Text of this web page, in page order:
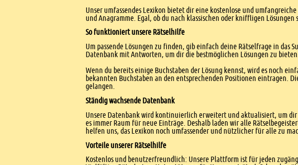
Unser umfassendes Lexikon bietet dir eine kostenlose und
und Anagramme. Egal, ob du nach klassischen oder kniffligen
So funktioniert unsere Rätselhilfe
Um passende Lösungen zu finden, gib einfach deine Rätselfrage in
Datenbank mit Antworten, um dir die bestmöglichen Lösungen zu
Wenn du bereits einige Buchstaben der Lösung kennst, wird es noch
bekannten Buchstaben an den entsprechenden Positionen eintragen.
gelangen.
Ständig wachsende Datenbank
Unsere Datenbank wird kontinuierlich erweitert und aktualisiert, um
es immer Raum für neue Einträge. Deshalb laden wir alle
helfen uns, das Lexikon noch umfassender und nützlicher für alle zu
Vorteile unserer Rätselhilfe
Kostenlos und benutzerfreundlich: Unsere Plattform ist für jeden